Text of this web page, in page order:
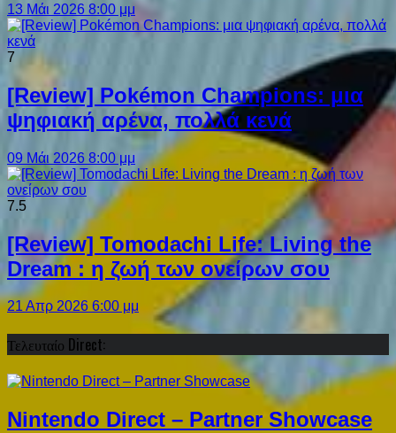
13 Μάι 2026 8:00 μμ
7
[Review] Pokémon Champions: μια
ψηφιακή αρένα, πολλά κενά
09 Μάι 2026 8:00 μμ
7.5
[Review] Tomodachi Life: Living the
Dream : η ζωή των ονείρων σου
21 Απρ 2026 6:00 μμ
Τελευταίο Direct:
Nintendo Direct – Partner Showcase